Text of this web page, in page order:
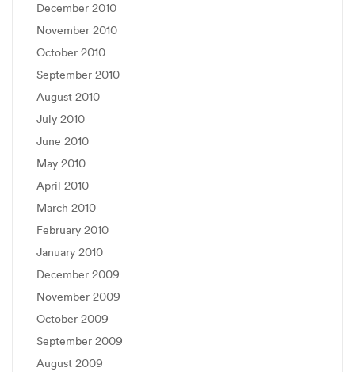
December 2010
November 2010
October 2010
September 2010
August 2010
July 2010
June 2010
May 2010
April 2010
March 2010
February 2010
January 2010
December 2009
November 2009
October 2009
September 2009
August 2009